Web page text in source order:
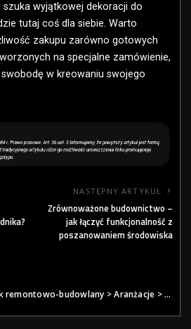
szuka wyjątkowej dekoracji do
tutaj coś dla siebie. Warto
zakupu zarówno gotowych
na specjalne zamówienie,
w kreowaniu swojego
NASTĘPNY ARTYKUŁ
Zrównoważone budownictwo –
jak łączyć funkcjonalność z
poszanowaniem środowiska
remontowo-budowlany >Aranżacje >